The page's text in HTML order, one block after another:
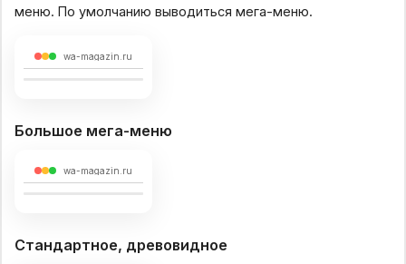
Описание слайдов
Список промо-товаров в слайдере
Новости
Последние отзывы
Промо-блоки на главной
меню. По умолчанию выводиться мега-меню.
wa-magazin.ru
Большое мега-меню
wa-magazin.ru
Стандартное, древовидное